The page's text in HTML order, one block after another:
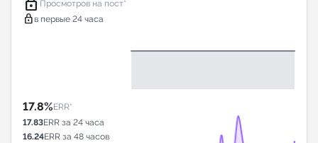
Просмотров на пост*
lock в первые 24 часа
17.8%ERR*
17.83ERR за 24 часа
16.24ERR за 48 часов